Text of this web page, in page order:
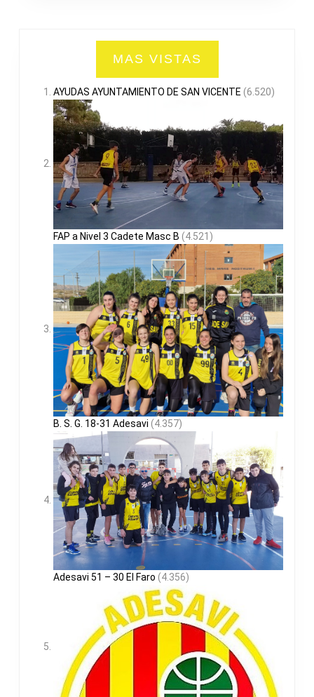
MAS VISTAS
AYUDAS AYUNTAMIENTO DE SAN VICENTE (6.520)
FAP a Nivel 3 Cadete Masc B (4.521)
B. S. G. 18-31 Adesavi (4.357)
Adesavi 51 – 30 El Faro (4.356)